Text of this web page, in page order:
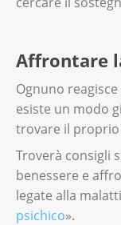
Affrontare
Ognuno
esiste un modo
trovare il
Troverà consigli
benessere e
legate alla
psichico».